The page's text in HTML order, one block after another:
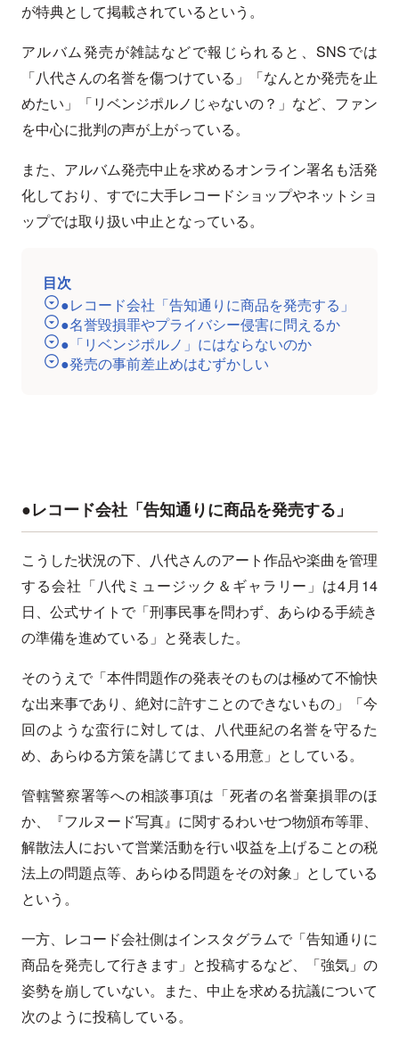
が特典として掲載されているという。
アルバム発売が雑誌などで報じられると、SNSでは
「八代さんの名誉を傷つけている」「なんとか発売を止
めたい」「リベンジポルノじゃないの？」など、ファン
を中心に批判の声が上がっている。
また、アルバム発売中止を求めるオンライン署名も活発
化しており、すでに大手レコードショップやネットショ
ップでは取り扱い中止となっている。
目次
●レコード会社「告知通りに商品を発売する」
●名誉毀損罪やプライバシー侵害に問えるか
●「リベンジポルノ」にはならないのか
●発売の事前差止めはむずかしい
●レコード会社「告知通りに商品を発売する」
こうした状況の下、八代さんのアート作品や楽曲を管理
する会社「八代ミュージック＆ギャラリー」は4月14
日、公式サイトで「刑事民事を問わず、あらゆる手続き
の準備を進めている」と発表した。
そのうえで「本件問題作の発表そのものは極めて不愉快
な出来事であり、絶対に許すことのできないもの」「今
回のような蛮行に対しては、八代亜紀の名誉を守るた
め、あらゆる方策を講じてまいる用意」としている。
管轄警察署等への相談事項は「死者の名誉棄損罪のほ
か、『フルヌード写真』に関するわいせつ物頒布等罪、
解散法人において営業活動を行い収益を上げることの税
法上の問題点等、あらゆる問題をその対象」としている
という。
一方、レコード会社側はインスタグラムで「告知通りに
商品を発売して行きます」と投稿するなど、「強気」の
姿勢を崩していない。また、中止を求める抗議について
次のように投稿している。